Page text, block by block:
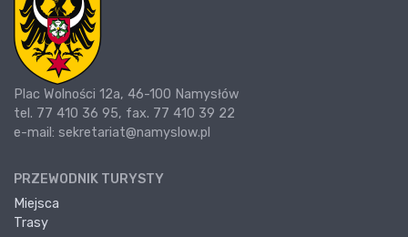
Plac Wolności 12a, 46-100 Namysłów
tel. 77 410 36 95, fax. 77 410 39 22
e-mail: sekretariat@namyslow.pl
PRZEWODNIK TURYSTY
Miejsca
Trasy